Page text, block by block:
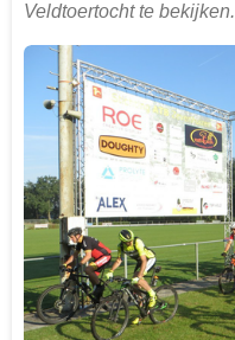
Veldtoertocht te bekijken.